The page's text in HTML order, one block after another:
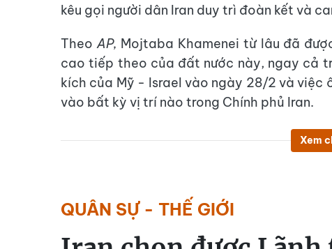
kêu gọi người dân Iran duy trì đoàn kết và
TheoAP, Mojtaba Khamenei từ lâu đã
cao tiếp theo của đất nước này, ngay cả
kích của Mỹ - Israel vào ngày 28/2 và việc
vào bất kỳ vị trí nào trong Chính phủ Iran.
Xem
QUÂN SỰ - THẾ GIỚI